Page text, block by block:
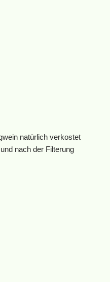
natürlich verkostet
nach der Filterung